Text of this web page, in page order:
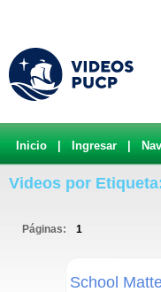
Inicio Ingresar
Videos por
Páginas: 1
School